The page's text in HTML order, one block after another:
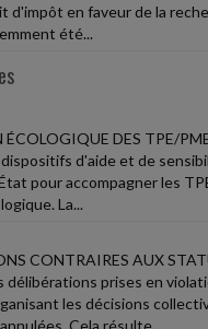
d'impôt en faveur de la
été...
DES TPE/
d'aide et de
pour accompagner les
La...
CONTRAIRES AUX
délibérations prises en
les décisions
Cela résulte...